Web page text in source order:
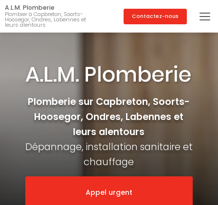
Aller
au
contenu
principal
A.L.M. Plomberie
Plombier à Capbreton, Soorts-
Hoosegor, Ondres, Labennes et
leurs alentours
Contactez-nous
Plomberie sur Capbreton, Soorts-
Hoosegor, Ondres, Labennes et
leurs alentours
Dépannage, installation sanitaire et
chauffage
Appel urgent